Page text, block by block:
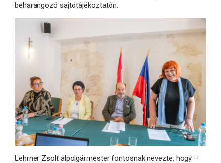
beharangozó sajtótájékoztatón.
Lehrner Zsolt alpolgármester fontosnak nevezte, hogy –